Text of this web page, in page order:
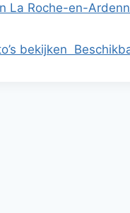
La Roche-en-
bekijken